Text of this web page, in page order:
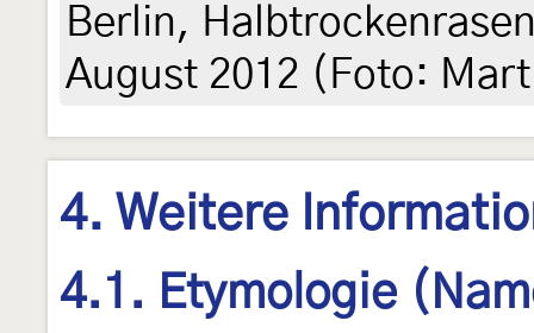
Berlin,
August 2012 (Foto:
4. Weitere
4.1. Etymologie